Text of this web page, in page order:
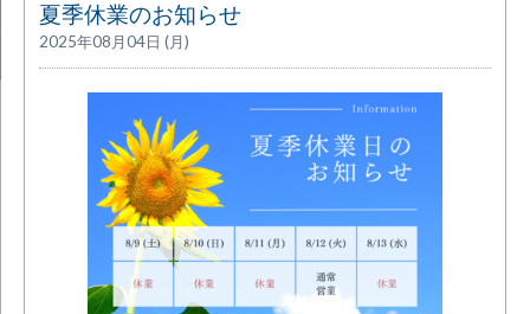
夏季休業のお知らせ
2025年08月04日 (月)